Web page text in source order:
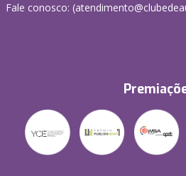
Fale conosco: